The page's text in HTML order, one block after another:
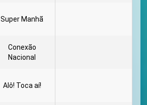
Super Manhã
Conexão
Nacional
Alô! Toca aí!